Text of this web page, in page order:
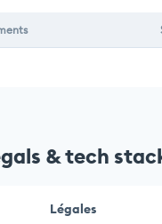
& tech
Légales